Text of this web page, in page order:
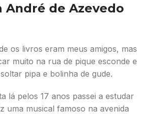
André de Azevedo
os livros eram meus amigos, mas
muito na rua de pique esconde e
pipa e bolinha de gude.
lá pelos 17 anos passei a estudar
uma musical famoso na avenida